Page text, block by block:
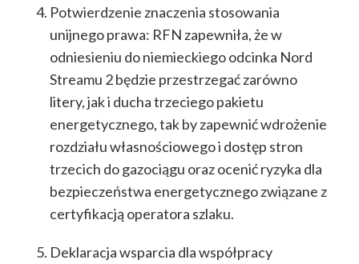
Potwierdzenie znaczenia stosowania
unijnego prawa: RFN zapewniła, że w
odniesieniu do niemieckiego odcinka Nord
Streamu 2 będzie przestrzegać zarówno
litery, jak i ducha trzeciego pakietu
energetycznego, tak by zapewnić wdrożenie
rozdziału własnościowego i dostęp stron
trzecich do gazociągu oraz ocenić ryzyka dla
bezpieczeństwa energetycznego związane z
certyfikacją operatora szlaku.
Deklaracja wsparcia dla współpracy